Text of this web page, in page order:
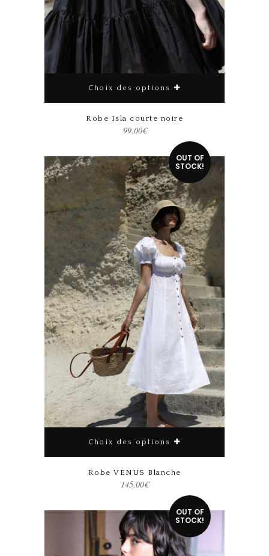
Choix des options
Robe Isla courte noire
99.00€
OUT OF
STOCK!
Choix des options
Ce produit a plusieurs variations. Les options peuvent être choisies sur la page du produit
Robe VENUS Blanche
145.00€
OUT OF
STOCK!
Ce produit a plusieurs variations. Les options peuvent être choisies sur la page du produit